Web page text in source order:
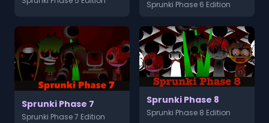
Sprunki Phase 6 Edition
Sprunki Phase 7
Sprunki Phase 7 Edition
Sprunki Phase 8
Sprunki Phase 8 Edition